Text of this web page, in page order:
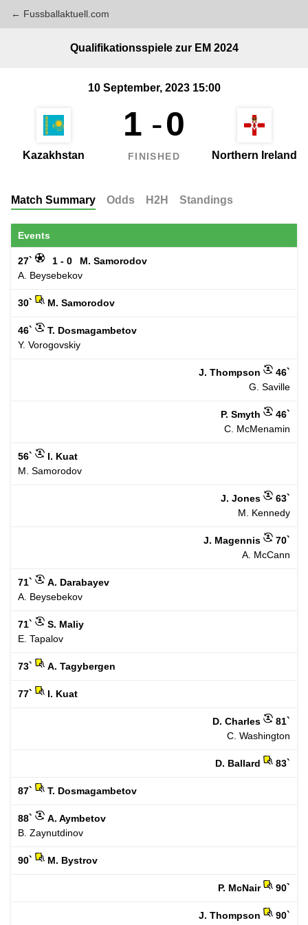
← Fussballaktuell.com
Kazakhstan Northern Ireland
Qualifikationsspiele zur EM 2024
10 September, 2023 15:00
1 -0
FINISHED
Match Summary Odds H2H Standings
Events
27` 1 - 0
M. Samorodov
A. Beysebekov
30` M. Samorodov
46`
T. Dosmagambetov
Y. Vorogovskiy
J. Thompson
46`
G. Saville
P. Smyth
46`
C. McMenamin
56`
I. Kuat
M. Samorodov
J. Jones
63`
M. Kennedy
J. Magennis
70`
A. McCann
71`
A. Darabayev
A. Beysebekov
71`
S. Maliy
E. Tapalov
73` A. Tagybergen
77` I. Kuat
D. Charles
81`
C. Washington
D. Ballard 83`
87` T. Dosmagambetov
88`
A. Aymbetov
B. Zaynutdinov
90` M. Bystrov
P. McNair 90`
J. Thompson 90`